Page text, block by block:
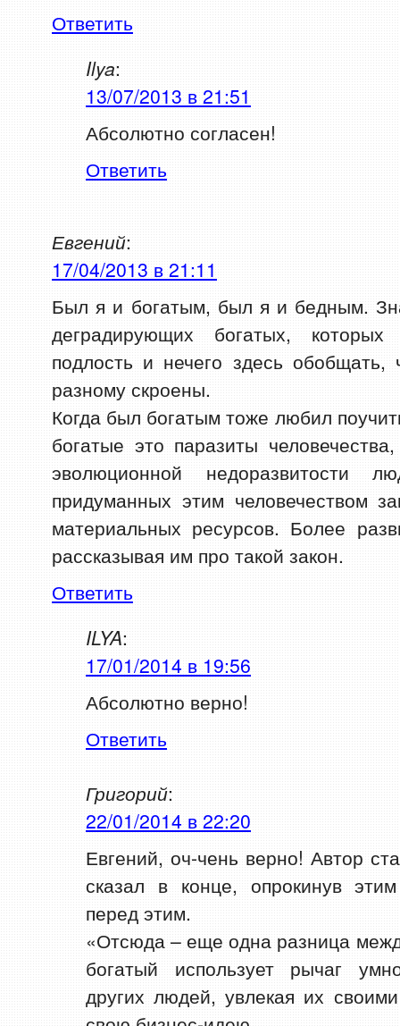
Ответить
Ilya:
13/07/2013 в 21:51
Абсолютно согласен!
Ответить
Евгений:
17/04/2013 в 21:11
Был я и богатым, был я и бедным.
деградирующих богатых,
подлость и нечего здесь
разному скроены.
Когда был богатым тоже любил
богатые это паразиты
эволюционной недоразвитости
придуманных этим человечеством
материальных ресурсов. Более
рассказывая им про такой закон.
Ответить
ILYA:
17/01/2014 в 19:56
Абсолютно верно!
Ответить
Григорий:
22/01/2014 в 22:20
Евгений, оч-чень верно! Автор
сказал в конце, опрокинув
перед этим.
«Отсюда – еще одна разница
богатый использует рычаг
других людей, увлекая их